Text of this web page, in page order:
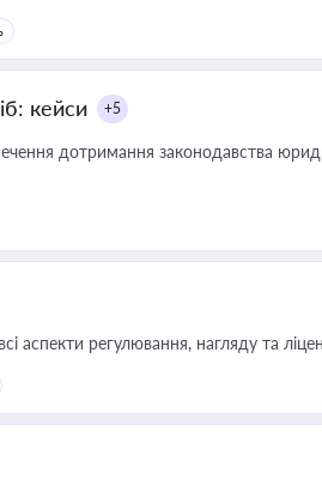
прийняття органами влади та
кейси +5
дотримання законодавства
аспекти регулювання, нагляду та